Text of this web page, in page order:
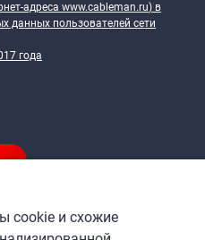
адреса www.cableman.ru) в
данных пользователей сети
года
cookie и схожие